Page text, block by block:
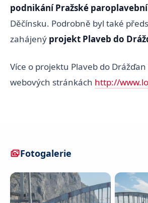
podnikání Pražské
Děčínsku. Podrobně byl také
zahájený projekt Plaveb do
Více o projektu Plaveb do
webových stránkách http://
Fotogalerie